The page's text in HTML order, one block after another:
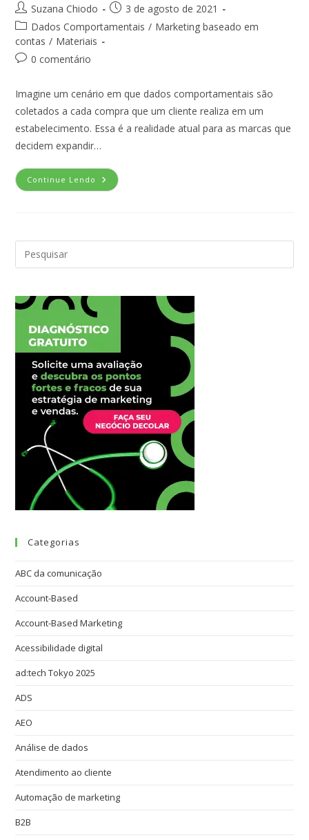
Suzana Chiodo
3 de agosto de 2021
Dados Comportamentais / Marketing baseado em
contas / Materiais
0 comentário
Imagine um cenário em que dados comportamentais são
coletados a cada compra que um cliente realiza em um
estabelecimento. Essa é a realidade atual para as marcas que
decidem expandir…
Continue Lendo
Categorias
ABC da comunicação
Account-Based
Account-Based Marketing
Acessibilidade digital
ad:tech Tokyo 2025
ADS
AEO
Análise de dados
Atendimento ao cliente
Automação de marketing
B2B